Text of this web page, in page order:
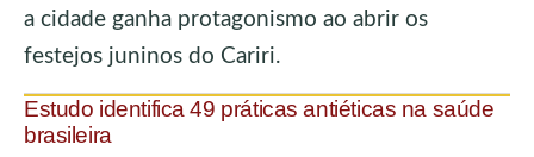
a cidade ganha protagonismo ao abrir os
festejos juninos do Cariri.
Estudo identifica 49 práticas antiéticas na saúde
brasileira